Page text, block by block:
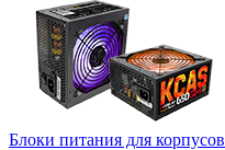
Блоки питания для корпусов